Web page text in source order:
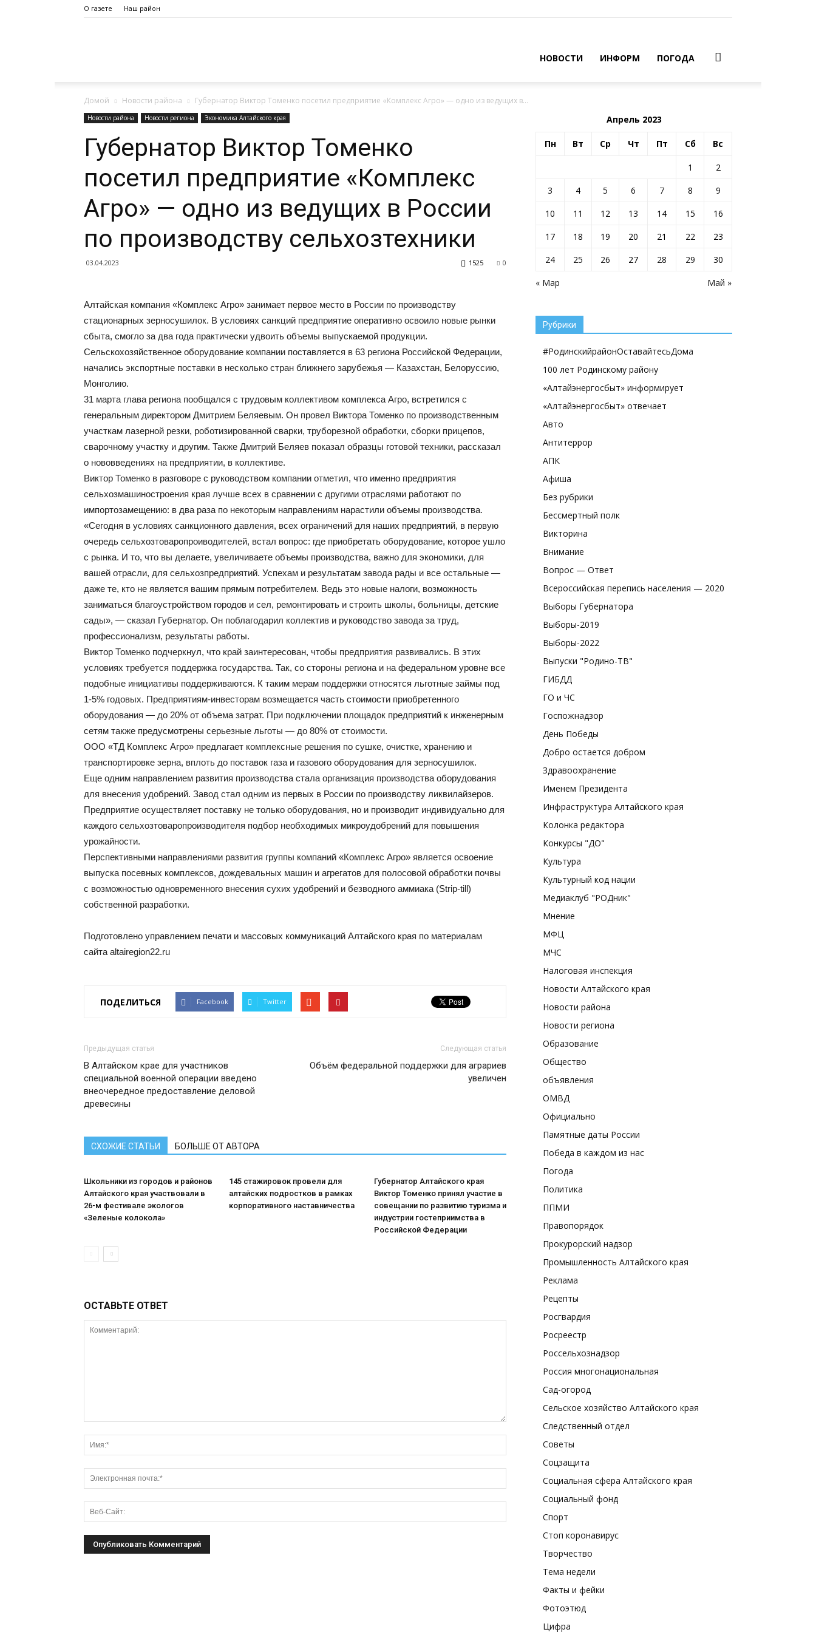
О газете Наш район
Октября
НОВОСТИ ИНФОРМ ПОГОДА
Домой Новости района Губернатор Виктор Томенко посетил предприятие «Комплекс Агро» — одно из ведущих в...
Новости района Новости региона Экономика Алтайского края
Губернатор Виктор Томенко
посетил предприятие «Комплекс
Агро» — одно из ведущих в России
по производству сельхозтехники
03.04.2023 0
1525
Алтайская компания «Комплекс Агро» занимает первое место в России по производству
стационарных зерносушилок. В условиях санкций предприятие оперативно освоило новые рынки
сбыта, смогло за два года практически удвоить объемы выпускаемой продукции.
Сельскохозяйственное оборудование компании поставляется в 63 региона Российской Федерации,
начались экспортные поставки в несколько стран ближнего зарубежья — Казахстан, Белоруссию,
Монголию.
31 марта глава региона пообщался с трудовым коллективом комплекса Агро, встретился с
генеральным директором Дмитрием Беляевым. Он провел Виктора Томенко по производственным
участкам лазерной резки, роботизированной сварки, труборезной обработки, сборки прицепов,
сварочному участку и другим. Также Дмитрий Беляев показал образцы готовой техники, рассказал
о нововведениях на предприятии, в коллективе.
Виктор Томенко в разговоре с руководством компании отметил, что именно предприятия
сельхозмашиностроения края лучше всех в сравнении с другими отраслями работают по
импортозамещению: в два раза по некоторым направлениям нарастили объемы производства.
«Сегодня в условиях санкционного давления, всех ограничений для наших предприятий, в первую
очередь сельхозтоваропроиводителей, встал вопрос: где приобретать оборудование, которое ушло
с рынка. И то, что вы делаете, увеличиваете объемы производства, важно для экономики, для
вашей отрасли, для сельхозпредприятий. Успехам и результатам завода рады и все остальные —
даже те, кто не является вашим прямым потребителем. Ведь это новые налоги, возможность
заниматься благоустройством городов и сел, ремонтировать и строить школы, больницы, детские
сады», — сказал Губернатор. Он поблагодарил коллектив и руководство завода за труд,
профессионализм, результаты работы.
Виктор Томенко подчеркнул, что край заинтересован, чтобы предприятия развивались. В этих
условиях требуется поддержка государства. Так, со стороны региона и на федеральном уровне все
подобные инициативы поддерживаются. К таким мерам поддержки относятся льготные займы под
1-5% годовых. Предприятиям-инвесторам возмещается часть стоимости приобретенного
оборудования — до 20% от объема затрат. При подключении площадок предприятий к инженерным
сетям также предусмотрены серьезные льготы — до 80% от стоимости.
ООО «ТД Комплекс Агро» предлагает комплексные решения по сушке, очистке, хранению и
транспортировке зерна, вплоть до поставок газа и газового оборудования для зерносушилок.
Еще одним направлением развития производства стала организация производства оборудования
для внесения удобрений. Завод стал одним из первых в России по производству ликвилайзеров.
Предприятие осуществляет поставку не только оборудования, но и производит индивидуально для
каждого сельхозтоваропроизводителя подбор необходимых микроудобрений для повышения
урожайности.
Перспективными направлениями развития группы компаний «Комплекс Агро» является освоение
выпуска посевных комплексов, дождевальных машин и агрегатов для полосовой обработки почвы
с возможностью одновременного внесения сухих удобрений и безводного аммиака (Strip-till)
собственной разработки.
Подготовлено управлением печати и массовых коммуникаций Алтайского края по материалам
сайта altairegion22.ru
ПОДЕЛИТЬСЯ Facebook Twitter
Предыдущая статья
В Алтайском крае для участников
специальной военной операции введено
внеочередное предоставление деловой
древесины
Следующая статья
Объём федеральной поддержки для аграриев
увеличен
СХОЖИЕ СТАТЬИ БОЛЬШЕ ОТ АВТОРА
Школьники из городов и районов
Алтайского края участвовали в
26-м фестивале экологов
«Зеленые колокола»
145 стажировок провели для
алтайских подростков в рамках
корпоративного наставничества
Губернатор Алтайского края
Виктор Томенко принял участие в
совещании по развитию туризма и
индустрии гостеприимства в
Российской Федерации
ОСТАВЬТЕ ОТВЕТ
Апрель 2023
Пн Вт Ср Чт Пт Сб Вс
« Мар Май »
1
2
3
4 5 6 7 8
9
10
11 12 13 14 15
16
17
18 19 20 21 22
23
24
25 26 27 28 29 30
Рубрики
#РодинскийрайонОставайтесьДома
100 лет Родинскому району
«Алтайэнергосбыт» информирует
«Алтайэнергосбыт» отвечает
Авто
Антитеррор
АПК
Афиша
Без рубрики
Бессмертный полк
Викторина
Внимание
Вопрос — Ответ
Всероссийская перепись населения — 2020
Выборы Губернатора
Выборы-2019
Выборы-2022
Выпуски "Родино-ТВ"
ГИБДД
ГО и ЧС
Госпожнадзор
День Победы
Добро остается добром
Здравоохранение
Именем Президента
Инфраструктура Алтайского края
Колонка редактора
Конкурсы "ДО"
Культура
Культурный код нации
Медиаклуб "РОДник"
Мнение
МФЦ
МЧС
Налоговая инспекция
Новости Алтайского края
Новости района
Новости региона
Образование
Общество
объявления
ОМВД
Официально
Памятные даты России
Победа в каждом из нас
Погода
Политика
ППМИ
Правопорядок
Прокурорский надзор
Промышленность Алтайского края
Реклама
Рецепты
Росгвардия
Росреестр
Россельхознадзор
Россия многонациональная
Сад-огород
Сельское хозяйство Алтайского края
Следственный отдел
Советы
Соцзащита
Социальная сфера Алтайского края
Социальный фонд
Спорт
Стоп коронавирус
Творчество
Тема недели
Факты и фейки
Фотоэтюд
Цифра